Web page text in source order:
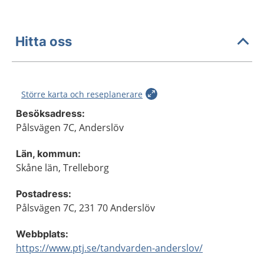
Hitta oss
Större karta och reseplanerare
Besöksadress:
Pålsvägen 7C, Anderslöv
Län, kommun:
Skåne län, Trelleborg
Postadress:
Pålsvägen 7C, 231 70 Anderslöv
Webbplats:
https://www.ptj.se/tandvarden-anderslov/